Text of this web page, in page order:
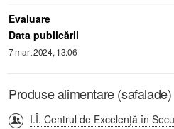
Evaluare
Data publicării
7 mart 2024, 13:06
Produse alimentare (safalade)
I.Î. Centrul de Excelență în